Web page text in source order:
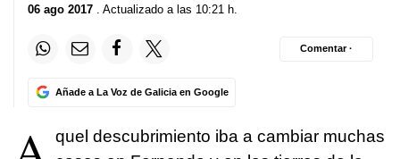
06 ago 2017 . Actualizado a las 10:21 h.
Añade a La Voz de Galicia en Google
Comentar ·
quel descubrimiento iba a cambiar muchas